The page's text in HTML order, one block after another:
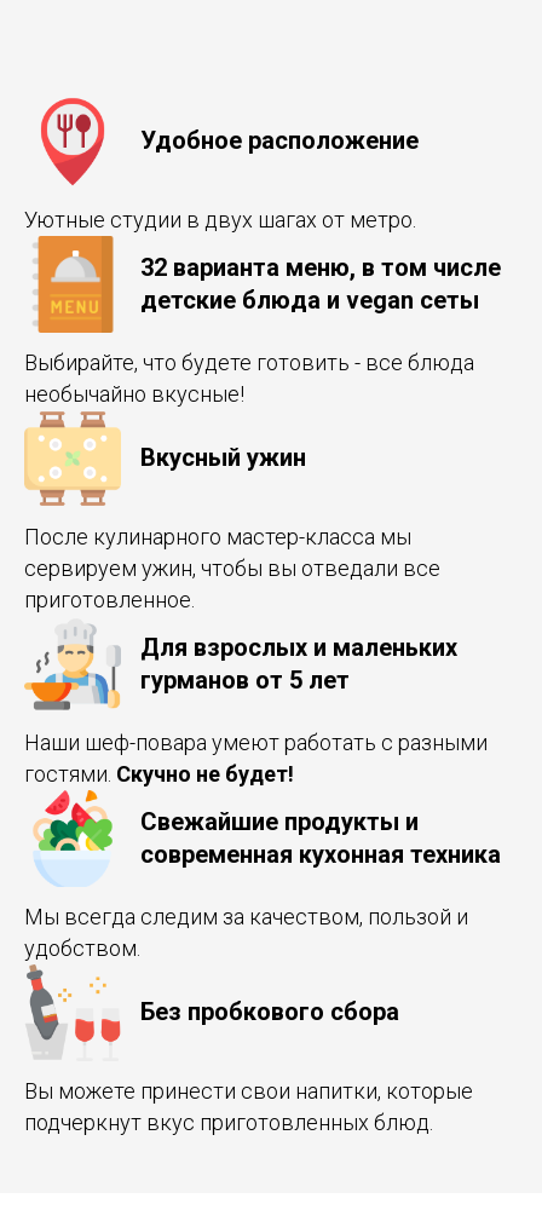
Удобное расположение
Уютные студии в двух шагах от метро.
32 варианта меню, в том числе
детские блюда и vegan сеты
Выбирайте, что будете готовить - все блюда
необычайно вкусные!
Вкусный ужин
После кулинарного мастер-класса мы
сервируем ужин, чтобы вы отведали все
приготовленное.
Для взрослых и маленьких
гурманов от 5 лет
Наши шеф-повара умеют работать с разными
гостями. Скучно не будет!
Свежайшие продукты и
современная кухонная техника
Мы всегда следим за качеством, пользой и
удобством.
Без пробкового сбора
Вы можете принести свои напитки, которые
подчеркнут вкус приготовленных блюд.